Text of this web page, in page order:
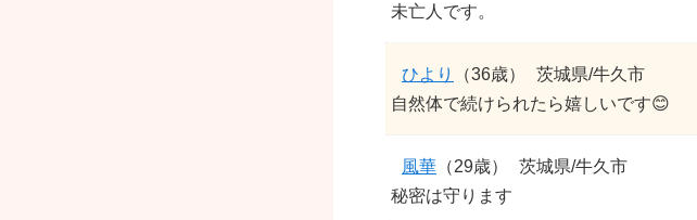
未亡人です。
ひより （36歳）
茨城県/牛久市
自然体で続けられたら嬉しいです😊
風華 （29歳）
茨城県/牛久市
秘密は守ります